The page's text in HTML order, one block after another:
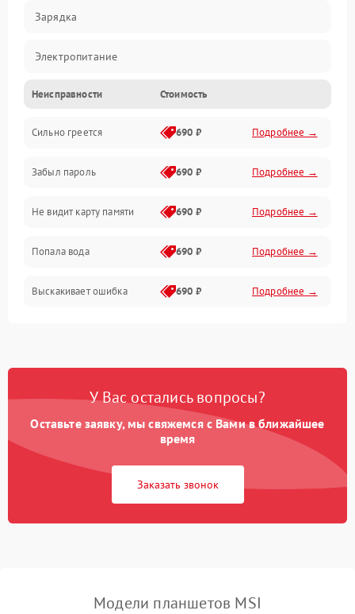
Зарядка
Электропитание
Экран и изображение
Дисплей
Экран (дисплей)
Связь
Разговор (микрофон, динамик)
Перегрев и нестабильная работа
Программные сбои
Неисправности Стоимость
Сильно греется 690 ₽ Подробнее →
Забыл пароль 690 ₽ Подробнее →
Не видит карту памяти 690 ₽ Подробнее →
Попала вода 690 ₽ Подробнее →
Выскакивает ошибка 690 ₽ Подробнее →
У Вас остались вопросы?
Оставьте заявку, мы свяжемся с Вами в ближайшее
время
Заказать звонок
Модели планшетов MSI